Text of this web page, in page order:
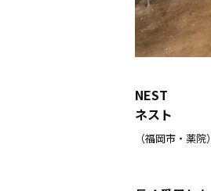
NEST
ネスト
（福岡市・薬院）